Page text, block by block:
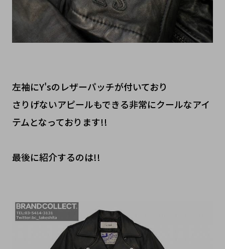
左袖にY'sのレザーパッチが付いており
さりげないアピールもできる非常にクールなアイ
テムとなっております!!
最後に紹介するのは!!